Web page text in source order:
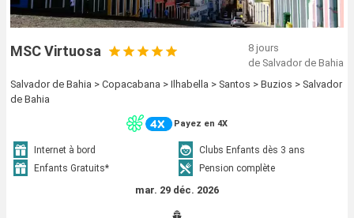
MSC Virtuosa
8 jours
de Salvador de Bahia
Salvador de Bahia > Copacabana > Ilhabella > Santos > Buzios > Salvador
de Bahia
Payez en 4X
Internet à bord
Clubs Enfants dès 3 ans
Enfants Gratuits*
Pension complète
mar. 29 déc. 2026